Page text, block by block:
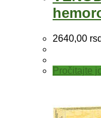
2640,00 rsd
Pročitajte